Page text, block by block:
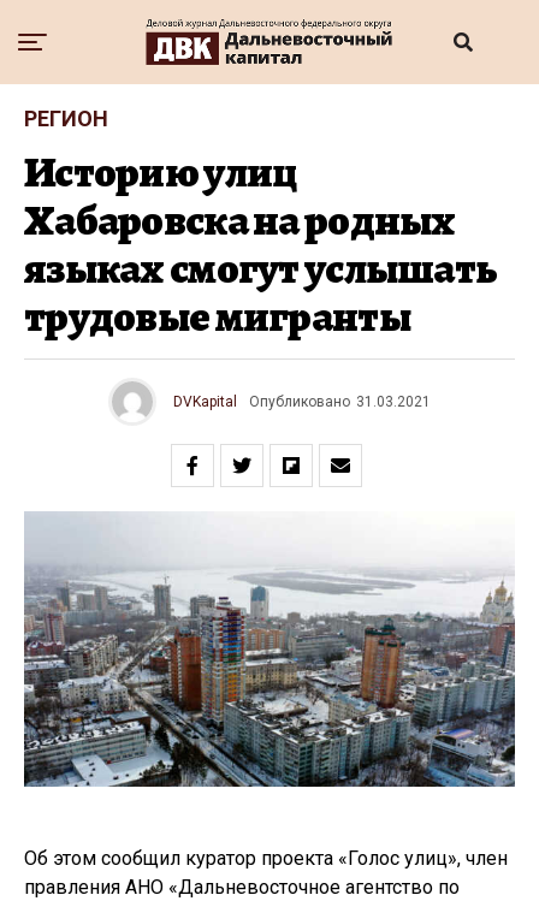
РЕГИОН
Историю улиц
Хабаровска на родных
языках смогут услышать
трудовые мигранты
DVKapital Опубликовано 31.03.2021
Об этом сообщил куратор проекта «Голос улиц», член
правления АНО «Дальневосточное агентство по